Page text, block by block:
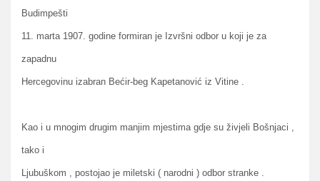
Budimpešti
11. marta 1907. godine formiran je Izvršni odbor u koji je za
zapadnu
Hercegovinu izabran Bećir-beg Kapetanović iz Vitine .
Kao i u mnogim drugim manjim mjestima gdje su živjeli Bošnjaci ,
tako i
Ljubuškom , postojao je miletski ( narodni ) odbor stranke .